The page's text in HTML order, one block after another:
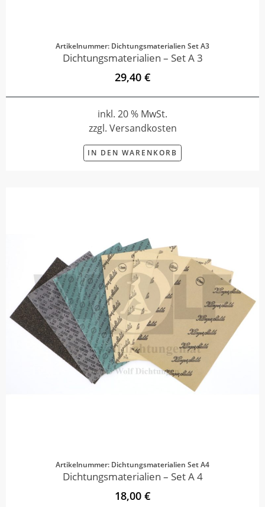
Artikelnummer: Dichtungsmaterialien Set A3
Dichtungsmaterialien – Set A 3
29,40 €
inkl. 20 % MwSt.
zzgl. Versandkosten
IN DEN WARENKORB
Artikelnummer: Dichtungsmaterialien Set A4
Dichtungsmaterialien – Set A 4
18,00 €